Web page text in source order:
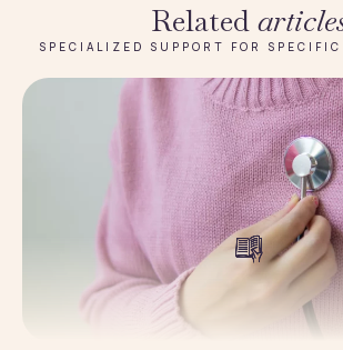
Related
SPECIALIZED SUPPORT FOR